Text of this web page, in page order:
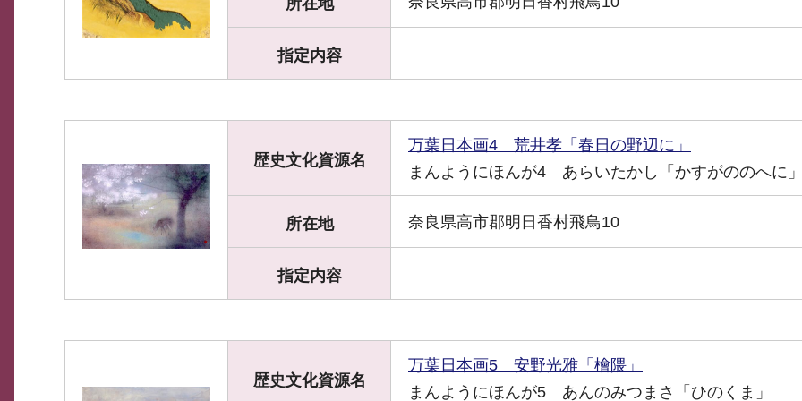
指定内容
歴史文化資源名
万葉日本画4 荒井孝「春日の野辺に」
まんようにほんが4 あらいたかし「かすがののへに
所在地 奈良県高市郡明日香村飛鳥10
指定内容
歴史文化資源名
万葉日本画5 安野光雅「檜隈」
まんようにほんが5 あんのみつまさ「ひのくま」